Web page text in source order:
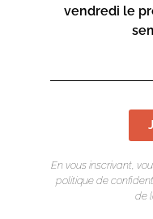
Rue St Exupéry
sciences/
vendredi le
En vous inscrivant,
politique de
de